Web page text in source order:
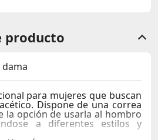
producto
dama
para mujeres que buscan
Dispone de una correa
la opción de usarla al hombro
a diferentes estilos y